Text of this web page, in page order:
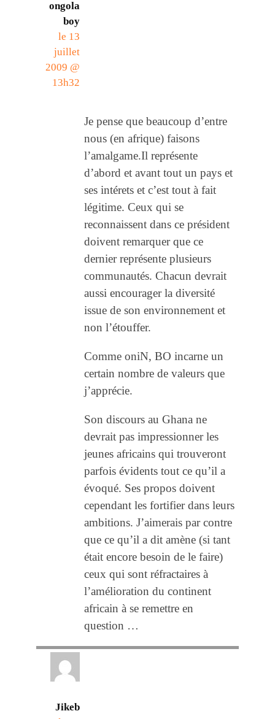
ongola
boy
le 13
juillet
2009 @
13h32
Je pense que beaucoup d’entre
nous (en afrique) faisons
l’amalgame.Il représente
d’abord et avant tout un pays et
ses intérets et c’est tout à fait
légitime. Ceux qui se
reconnaissent dans ce président
doivent remarquer que ce
dernier représente plusieurs
communautés. Chacun devrait
aussi encourager la diversité
issue de son environnement et
non l’étouffer.
Comme oniN, BO incarne un
certain nombre de valeurs que
j’apprécie.
Son discours au Ghana ne
devrait pas impressionner les
jeunes africains qui trouveront
parfois évidents tout ce qu’il a
évoqué. Ses propos doivent
cependant les fortifier dans leurs
ambitions. J’aimerais par contre
que ce qu’il a dit amène (si tant
était encore besoin de le faire)
ceux qui sont réfractaires à
l’amélioration du continent
africain à se remettre en
question …
Jikeb